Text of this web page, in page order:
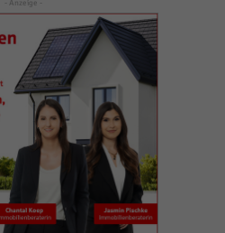
- Anzeige -